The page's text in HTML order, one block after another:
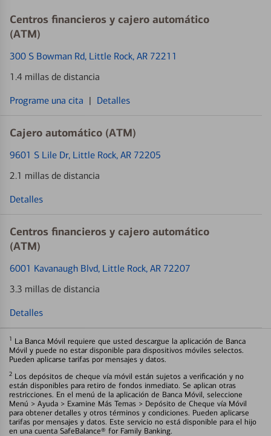
Centros financieros y cajero automático
(ATM)
300 S Bowman Rd, Little Rock, AR 72211
1.4 millas de distancia
Programe una cita | Detalles
Cajero automático (ATM)
9601 S Lile Dr, Little Rock, AR 72205
2.1 millas de distancia
Detalles
Centros financieros y cajero automático
(ATM)
6001 Kavanaugh Blvd, Little Rock, AR 72207
3.3 millas de distancia
Detalles
1 La Banca Móvil requiere que usted descargue la aplicación de Banca
Móvil y puede no estar disponible para dispositivos móviles selectos.
Pueden aplicarse tarifas por mensajes y datos.
2 Los depósitos de cheque vía móvil están sujetos a verificación y no
están disponibles para retiro de fondos inmediato. Se aplican otras
restricciones. En el menú de la aplicación de Banca Móvil, seleccione
Menú > Ayuda > Examine Más Temas > Depósito de Cheque vía Móvil
para obtener detalles y otros términos y condiciones. Pueden aplicarse
tarifas por mensajes y datos. Este servicio no está disponible para el hijo
en una cuenta SafeBalance® for Family Banking.